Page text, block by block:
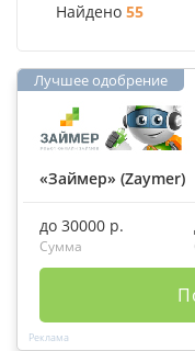
Найдено 55
«Займер» (Zaymer)
до 30000 р.
Сумма